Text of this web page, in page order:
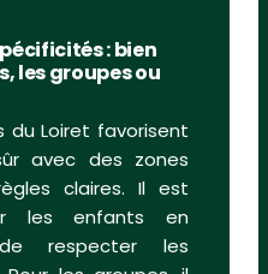
: bien
les groupes ou
du Loiret favorisent
avec des zones
claires. Il est
les enfants en
respecter les